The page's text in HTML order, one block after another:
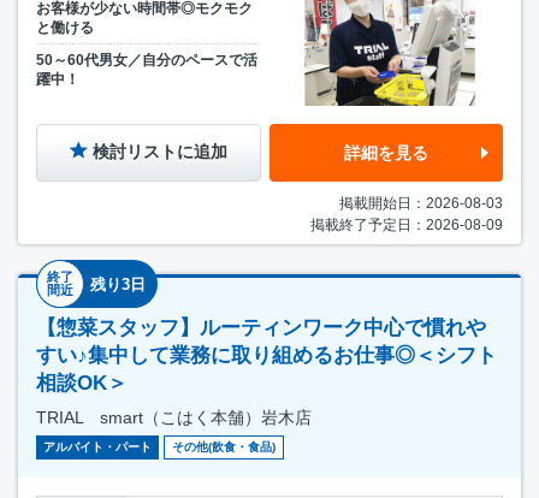
お客様が少ない時間帯◎モクモク
と働ける
50～60代男女／自分のペースで活
躍中！
検討リストに追加 詳細を見る
掲載開始日：2026-08-03
掲載終了予定日：2026-08-09
終了
間近
残り3日
【惣菜スタッフ】ルーティンワーク中心で慣れや
すい♪集中して業務に取り組めるお仕事◎＜シフト
相談OK＞
TRIAL smart（こはく本舗）岩木店
アルバイト・パート その他(飲食・食品)